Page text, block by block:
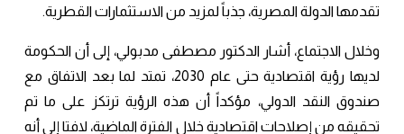
تقدمها الدولة المصرية، جذباً لمزيد من الاستثمارات القطرية.
وخلال الاجتماع، أشار الدكتور مصطفى مدبولي، إلى أن الحكومة
لديها رؤية اقتصادية حتى عام 2030، تمتد لما بعد الاتفاق مع
صندوق النقد الدولي، مؤكداً أن هذه الرؤية ترتكز على ما تم
تحقيقه من إصلاحات اقتصادية خلال الفترة الماضية، لافتا إلى أنه